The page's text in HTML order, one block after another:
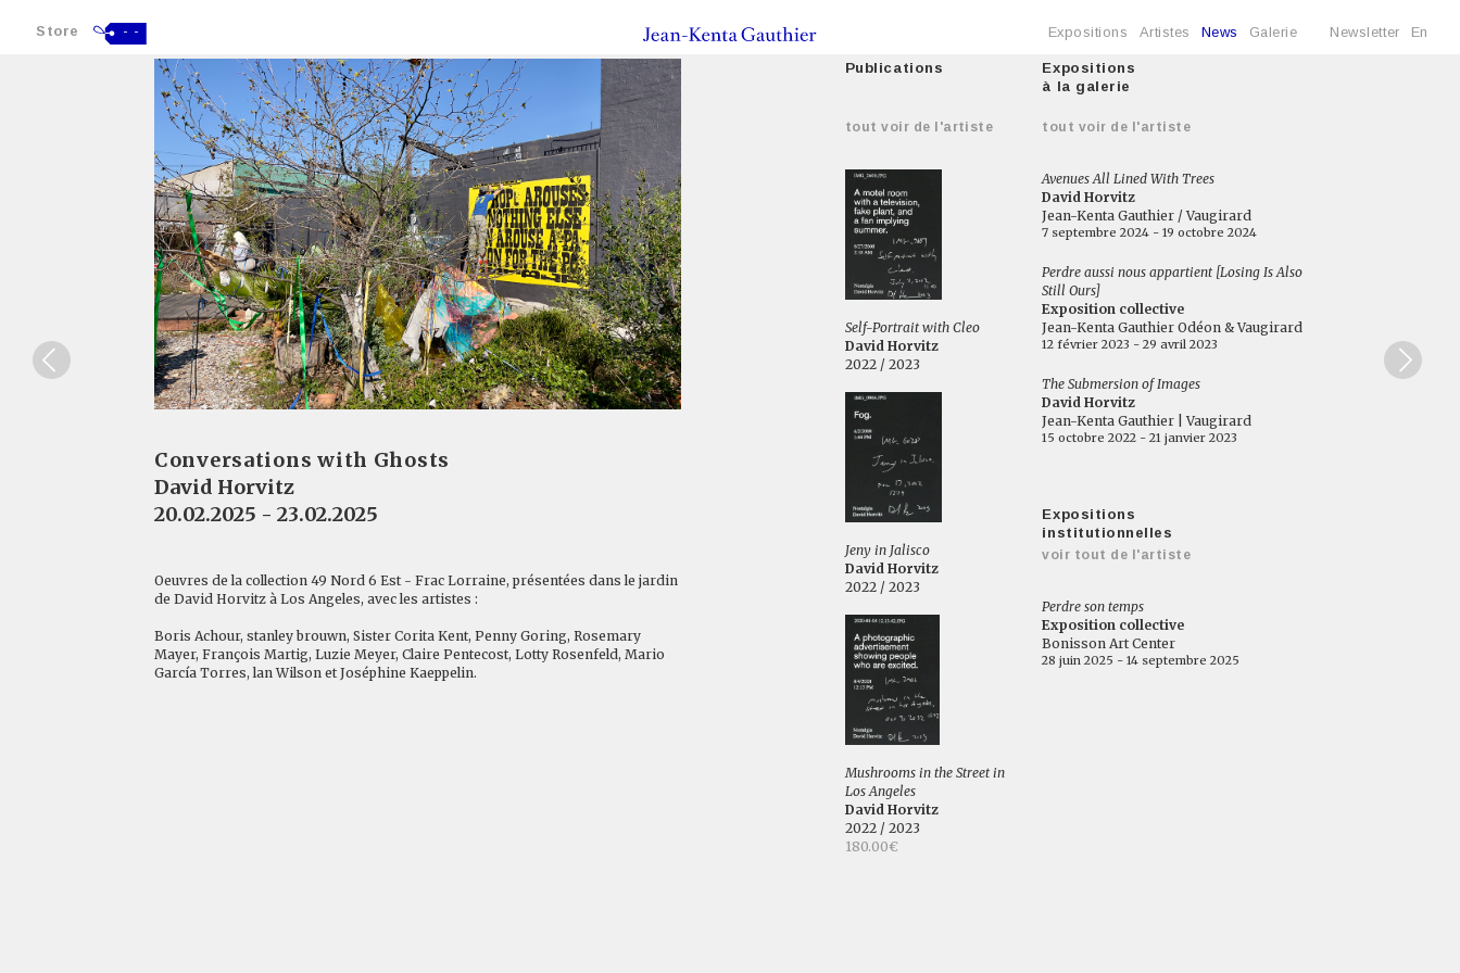
Store - - Expositions Artistes News Galerie Newsletter En
Conversations with Ghosts
David Horvitz
20.02.2025 - 23.02.2025
Oeuvres de la collection 49 Nord 6 Est - Frac Lorraine, présentées dans le jardin
de David Horvitz à Los Angeles, avec les artistes :
Boris Achour, stanley brouwn, Sister Corita Kent, Penny Goring, Rosemary
Mayer, François Martig, Luzie Meyer, Claire Pentecost, Lotty Rosenfeld, Mario
García Torres, lan Wilson et Joséphine Kaeppelin.
Publications
tout voir de l'artiste
Self-Portrait with Cleo
David Horvitz
2022 / 2023
Jeny in Jalisco
David Horvitz
2022 / 2023
Mushrooms in the Street in
Los Angeles
David Horvitz
2022 / 2023
180.00€
Expositions
à la galerie
tout voir de l'artiste
Avenues All Lined With Trees
David Horvitz
Jean-Kenta Gauthier / Vaugirard
7 septembre 2024 - 19 octobre 2024
Perdre aussi nous appartient [Losing Is Also
Still Ours]
Exposition collective
Jean-Kenta Gauthier Odéon & Vaugirard
12 février 2023 - 29 avril 2023
The Submersion of Images
David Horvitz
Jean-Kenta Gauthier | Vaugirard
15 octobre 2022 - 21 janvier 2023
Expositions
institutionnelles
voir tout de l'artiste
Perdre son temps
Exposition collective
Bonisson Art Center
28 juin 2025 - 14 septembre 2025